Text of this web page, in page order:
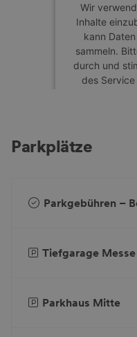
Wir
Inhalte
kann
sammeln.
durch und
des
Parkplätze
Parkgebühren –
Tiefgarage
Parkhaus Mitte